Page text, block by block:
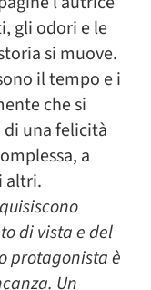
gli odori e le
si muove.
il tempo e i
che si
di una felicità
a
altri.
di vista e del
protagonista è
Un